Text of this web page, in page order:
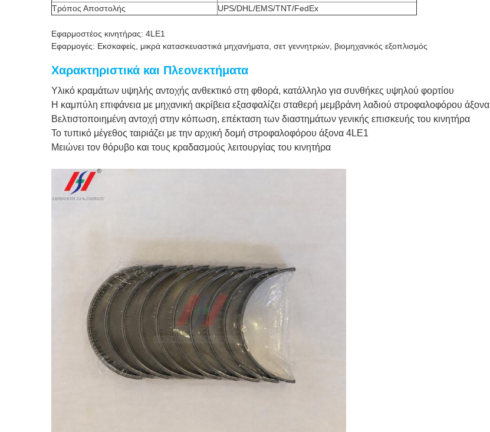
Τρόπος Αποστολής
UPS/DHL/EMS/TNT/FedEx
Εφαρμοστέος κινητήρας: 4LE1
Εφαρμογές: Εκσκαφείς, μικρά κατασκευαστικά μηχανήματα, σετ γεννητριών, βιομηχανικός εξοπλισμός
Χαρακτηριστικά και Πλεονεκτήματα
Υλικό κραμάτων υψηλής αντοχής ανθεκτικό στη φθορά, κατάλληλο για συνθήκες υψηλού φορτίου
Η καμπύλη επιφάνεια με μηχανική ακρίβεια εξασφαλίζει σταθερή μεμβράνη λαδιού στροφαλοφόρου άξονα
Βελτιστοποιημένη αντοχή στην κόπωση, επέκταση των διαστημάτων γενικής επισκευής του κινητήρα
Το τυπικό μέγεθος ταιριάζει με την αρχική δομή στροφαλοφόρου άξονα 4LE1
Μειώνει τον θόρυβο και τους κραδασμούς λειτουργίας του κινητήρα